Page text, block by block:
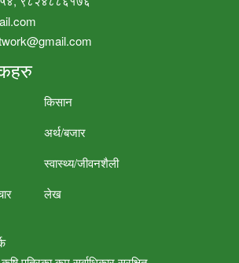
किसान
अर्थ/बजार
स्वास्थ्य/जीवनशैली
लेख